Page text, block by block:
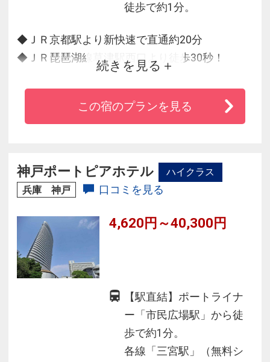
徒歩で約1分。
◆ＪＲ京都駅より新快速で直通約20分
◆ＪＲ琵琶湖線草津駅西口より徒歩30秒！
◆朝食は和洋折衷ビュッフェスタイル
◆全室ＬＡＮ＆Wi-fi完備、空気清浄機もご用意
◆ベッドはシモンズ製のマットレスを使用して
料、お出かけの際にお持ちください
続きを見る
この宿のプランを見る
神戸ポートピアホテル
ハイクラス
兵庫 神戸
口コミを見る
4,620円～40,300円
【駅直結】ポートライナ
ー「市民広場駅」から徒
歩で約1分。
各線「三宮駅」（無料シ